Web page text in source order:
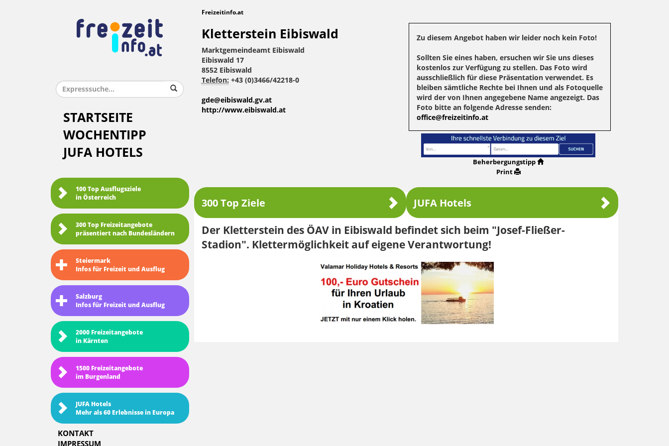
STARTSEITE
WOCHENTIPP
JUFA HOTELS
100 Top Ausflugsziele
in Österreich
300 Top Freizeitangebote
präsentiert nach Bundesländern
Steiermark
Infos für Freizeit und Ausflug
Salzburg
Infos für Freizeit und Ausflug
2000 Freizeitangebote
in Kärnten
1500 Freizeitangebote
im Burgenland
JUFA Hotels
Mehr als 60 Erlebnisse in Europa
KONTAKT
IMPRESSUM
Freizeitinfo.at
Kletterstein Eibiswald
Marktgemeindeamt Eibiswald
Eibiswald 17
8552 Eibiswald
Telefon: +43 (0)3466/42218-0
gde@eibiswald.gv.at
http://www.eibiswald.at
Zu diesem Angebot haben wir leider noch kein Foto!
Sollten Sie eines haben, ersuchen wir Sie uns dieses
kostenlos zur Verfügung zu stellen. Das Foto wird
ausschließlich für diese Präsentation verwendet. Es
bleiben sämtliche Rechte bei Ihnen und als Fotoquelle
wird der von Ihnen angegebene Name angezeigt. Das
Foto bitte an folgende Adresse senden:
office@freizeitinfo.at
Beherbergungstipp
Print
300 Top Ziele JUFA Hotels
Der Kletterstein des ÖAV in Eibiswald befindet sich beim "Josef-Fließer-
Stadion". Klettermöglichkeit auf eigene Verantwortung!